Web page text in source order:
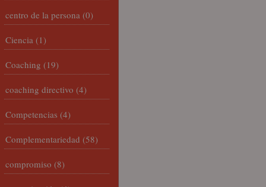
centro de la persona (0)
Ciencia (1)
Coaching (19)
coaching directivo (4)
Competencias (4)
Complementariedad (58)
compromiso (8)